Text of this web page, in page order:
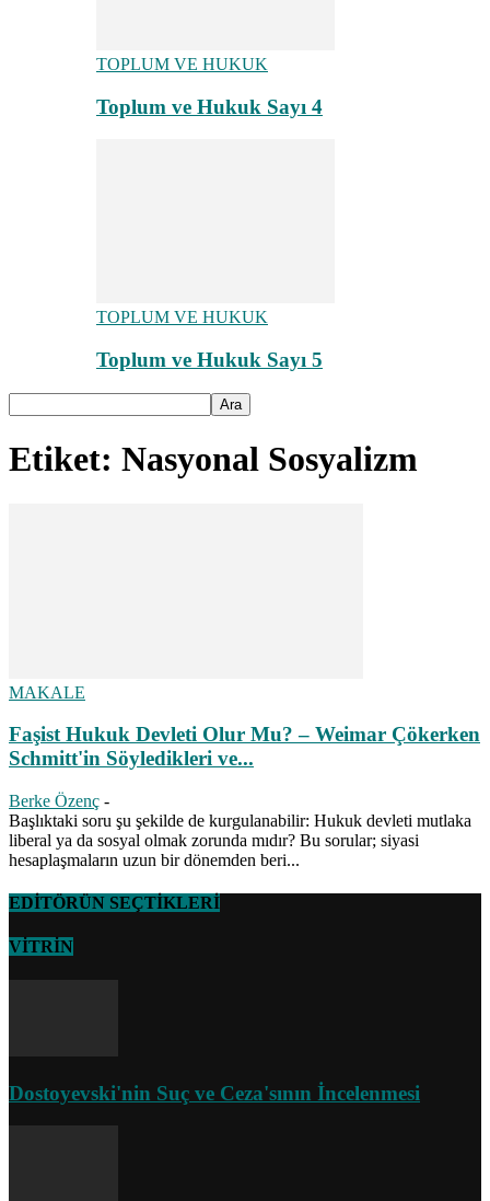
TOPLUM VE HUKUK
Toplum ve Hukuk Sayı 4
TOPLUM VE HUKUK
Toplum ve Hukuk Sayı 5
Etiket: Nasyonal Sosyalizm
MAKALE
Faşist Hukuk Devleti Olur Mu? – Weimar Çökerken
Schmitt'in Söyledikleri ve...
Berke Özenç -
Başlıktaki soru şu şekilde de kurgulanabilir: Hukuk devleti mutlaka
liberal ya da sosyal olmak zorunda mıdır? Bu sorular; siyasi
hesaplaşmaların uzun bir dönemden beri...
EDİTÖRÜN SEÇTİKLERİ
VİTRİN
Dostoyevski'nin Suç ve Ceza'sının İncelenmesi